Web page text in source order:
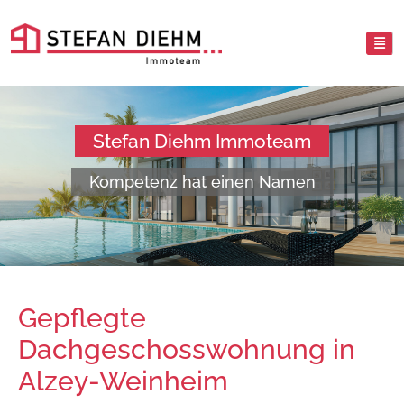
Stefan Diehm Immoteam
Kompetenz hat einen Namen
Gepflegte
Dachgeschosswohnung in
Alzey-Weinheim